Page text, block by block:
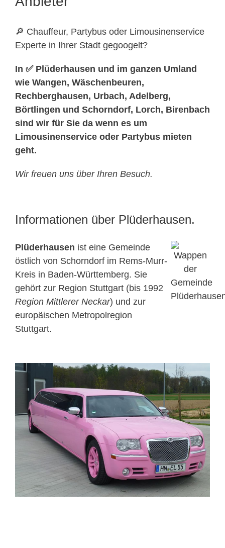
🔎 Chauffeur, Partybus oder Limousinenservice
Experte in Ihrer Stadt gegoogelt?
In ✅ Plüderhausen und im ganzen Umland
wie Wangen, Wäschenbeuren,
Rechberghausen, Urbach, Adelberg,
Börtlingen und Schorndorf, Lorch, Birenbach
sind wir für Sie da wenn es um
Limousinenservice oder Partybus mieten
geht.
Wir freuen uns über Ihren Besuch.
Informationen über Plüderhausen.
Plüderhausen ist eine Gemeinde
östlich von Schorndorf im Rems-Murr-
Kreis in Baden-Württemberg. Sie
gehört zur Region Stuttgart (bis 1992
Region Mittlerer Neckar) und zur
europäischen Metropolregion
Stuttgart.